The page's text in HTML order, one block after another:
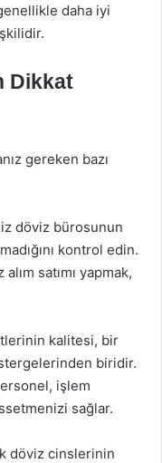
daha iyi
Dikkat
gereken bazı
döviz bürosunun
kontrol edin.
satımı yapmak,
kalitesi, bir
biridir.
işlem
sağlar.
döviz cinslerinin